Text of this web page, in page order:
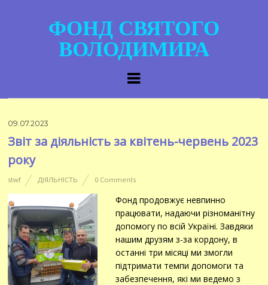
ФОНД СВЯТОГО
ВОЛОДИМИРА
09.07.2023
Звіт за діяльність за квітень-червень 2023
року
stwf ДІЯЛЬНІСТЬ 0 Comments
Фонд продовжує невпинно
працювати, надаючи різноманітну
допомогу по всій Україні. Завдяки
нашим друзям з-за кордону, в
останні три місяці ми змогли
підтримати темпи допомоги та
забезпечення, які ми ведемо з